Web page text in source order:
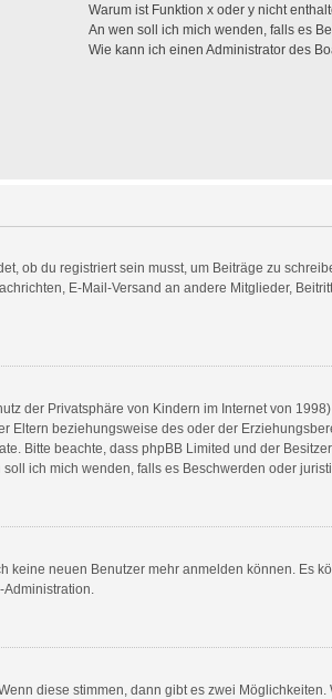
Warum ist Funktion x oder y nicht
An wen soll ich mich wenden, falls es
Wie kann ich einen Administrator des
ob du registriert sein musst, um Beiträge zu
E-Mail-Versand an andere Mitglieder,
der Privatsphäre von Kindern im Internet von
beziehungsweise des oder der
Bitte beachte, dass phpBB Limited und der
ich mich wenden, falls es Beschwerden oder
neuen Benutzer mehr anmelden können. Es
diese stimmen, dann gibt es zwei Möglichkeiten.